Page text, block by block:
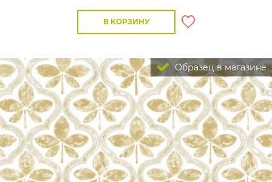
В КОРЗИНУ
Образец в магазине